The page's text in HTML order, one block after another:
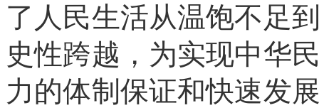
了人民生活从温饱不足
史性跨越，为实现中华
力的体制保证和快速发